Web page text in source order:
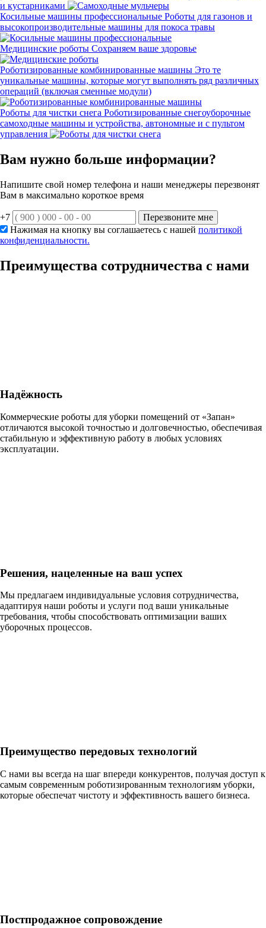
и кустарниками
Косильные машины профессиональные Роботы для газонов и
высокопроизводительные машины для покоса травы
Медицинские роботы Сохраняем ваше здоровье
Роботизированные комбинированные машины Это те
уникальные машины, которые могут выполнять ряд различных
операций (включая сменные модули)
Роботы для чистки снега Роботизированные снегоуборочные
самоходные машины и устройства, автономные и с пультом
управления
Вам нужно больше информации?
Напишите свой номер телефона и наши менеджеры перезвонят
Вам в максимально короткое время
+7
Перезвоните мне
Нажимая на кнопку вы соглашаетесь с нашей политикой
конфиденциальности.
Преимущества сотрудничества с нами
Надёжность
Коммерческие роботы для уборки помещений от «Запан»
отличаются высокой точностью и долговечностью, обеспечивая
стабильную и эффективную работу в любых условиях
эксплуатации.
Решения, нацеленные на ваш успех
Мы предлагаем индивидуальные условия сотрудничества,
адаптируя наши роботы и услуги под ваши уникальные
требования, чтобы способствовать оптимизации ваших
уборочных процессов.
Преимущество передовых технологий
С нами вы всегда на шаг впереди конкурентов, получая доступ к
самым современным роботизированным технологиям уборки,
которые обеспечат чистоту и эффективность вашего бизнеса.
Постпродажное сопровождение